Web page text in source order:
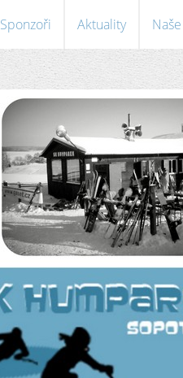
Sponzoři Aktuality